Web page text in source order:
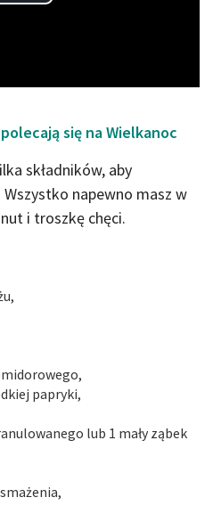
się na Wielkanoc
składników, aby
napewno masz w
i troszkę chęci.
papryki,
lub 1 mały ząbek